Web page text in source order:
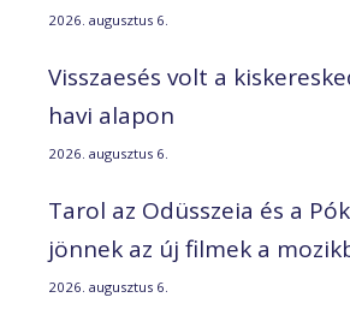
2026. augusztus 6.
Visszaesés volt a
havi alapon
2026. augusztus 6.
Tarol az Odüsszeia és a
jönnek az új filmek a
2026. augusztus 6.